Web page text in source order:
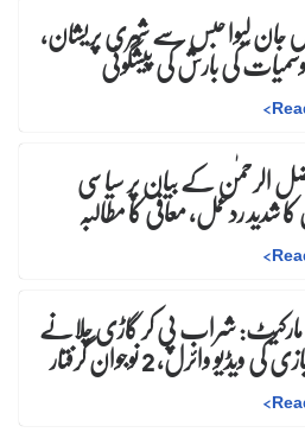
جان لیوا حبس سے شہری پریشان،
کی بارش کی پیشگوئی
>
الرحمٰن کے بیان پر سیاسی
شدید ردعمل، معافی کا مطالبہ
>
شراب پی کر گاڑی چلانے
ویڈیو وائرل، 2 نوجوان گرفتار
>